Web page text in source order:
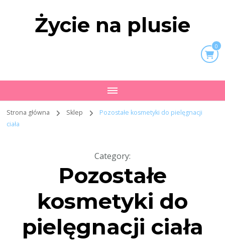
Życie na plusie
0
Strona główna Sklep
Pozostałe kosmetyki do pielęgnacji
ciała
Category:
Pozostałe
kosmetyki do
pielęgnacji ciała